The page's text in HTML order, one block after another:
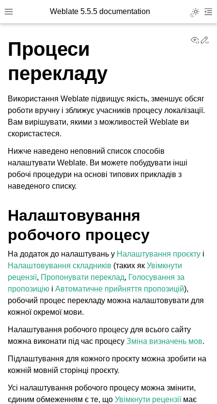
Toggle site navigation sidebar
Weblate 5.5.5 documentation Toggle
navigation of Підтримувані формати файлів
Процеси
перекладу
Використання Weblate підвищує якість, зменшує обсяг
роботи вручну і зближує учасників процесу локалізації.
Вам вирішувати, якими з можливостей Weblate ви
скористаєтеся.
Нижче наведено неповний список способів
налаштувати Weblate. Ви можете побудувати інші
робочі процедури на основі типових прикладів з
наведеного списку.
Налаштовування
робочого процесу
На додаток до налаштувань у Налаштування проєкту і
Налаштовування складників (таких як Увімкнути
рецензії, Пропонувати переклад, Голосування за
пропозицію і Автоматичне прийняття пропозицій),
робочий процес перекладу можна налаштовувати для
кожної окремої мови.
Налаштування робочого процесу для всього сайту
можна виконати під час процесу Зміна визначень мов.
Підлаштування для кожного проєкту можна зробити на
кожній мовній сторінці проєкту.
Усі налаштування робочого процесу можна змінити,
єдиним обмеженням є те, що Увімкнути рецензіїмає